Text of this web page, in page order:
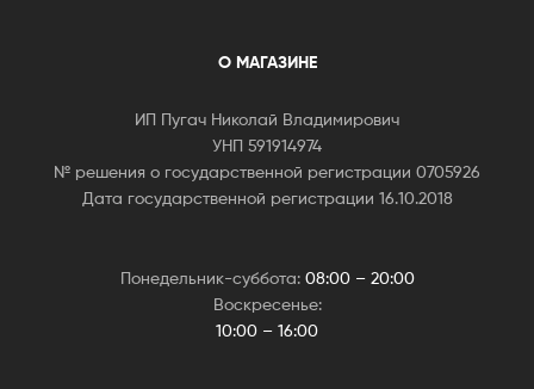
О МАГАЗИНЕ
ИП Пугач Николай Владимирович
УНП 591914974
№ решения о государственной регистрации 0705926
Дата государственной регистрации 16.10.2018
Понедельник-суббота: 08:00 – 20:00
Воскресенье:
10:00 – 16:00